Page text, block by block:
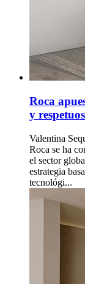
Roca
y
Valentina
Roca se ha
el sector
estrategia
tecnológi...